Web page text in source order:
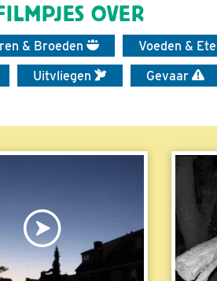
OVER
& Broeden Voeden &
Uitvliegen Gevaar